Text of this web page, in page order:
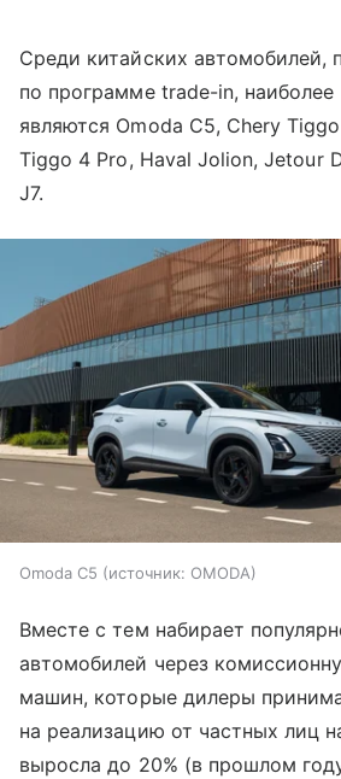
Среди китайских автомобилей,
по программе trade-in,
являются Omoda C5, Chery
Tiggo 4 Pro, Haval Jolion, Jetour
J7.
Omoda C5 источник: OMODA
Вместе с тем набирает
автомобилей через
машин, которые дилеры
на реализацию от частных лиц
выросла до 20% (в прошлом